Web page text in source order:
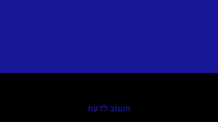
חשוב לדעת